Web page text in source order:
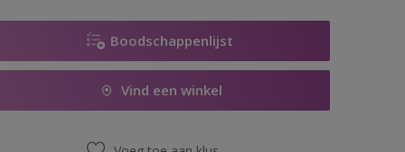
Boodschappenlijst
Vind een winkel